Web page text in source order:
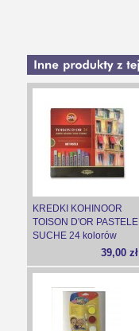
KREDKI KOHINOOR
TOISON D'OR PASTELE
SUCHE 24 kolorów
39,00 zł